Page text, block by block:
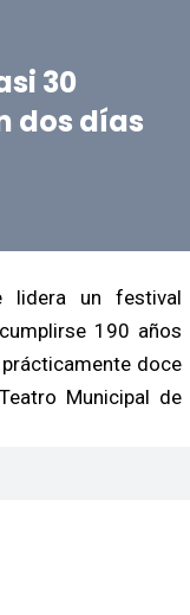
30
dos días
lidera un festival
190 años
doce
Municipal de